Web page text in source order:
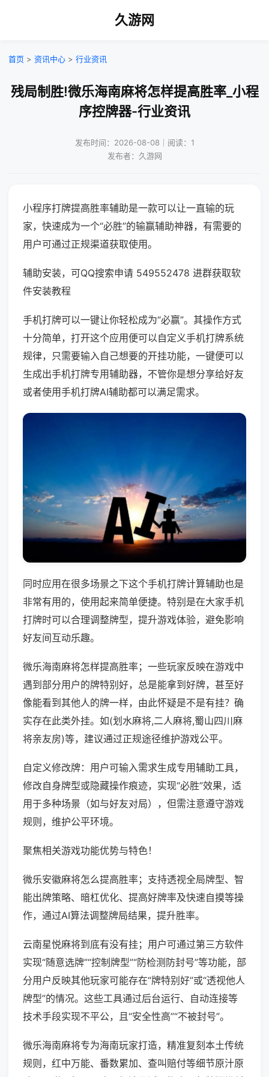
久游网
首页 > 资讯中心 > 行业资讯
残局制胜!微乐海南麻将怎样提高胜率_小程
序控牌器-行业资讯
发布时间：2026-08-08｜阅读：1
发布者：久游网
小程序打牌提高胜率辅助是一款可以让一直输的玩
家，快速成为一个“必胜”的输赢辅助神器，有需要的
用户可通过正规渠道获取使用。
辅助安装，可QQ搜索申请 549552478 进群获取软
件安装教程
手机打牌可以一键让你轻松成为“必赢”。其操作方式
十分简单，打开这个应用便可以自定义手机打牌系统
规律，只需要输入自己想要的开挂功能，一键便可以
生成出手机打牌专用辅助器，不管你是想分享给好友
或者使用手机打牌AI辅助都可以满足需求。
同时应用在很多场景之下这个手机打牌计算辅助也是
非常有用的，使用起来简单便捷。特别是在大家手机
打牌时可以合理调整牌型，提升游戏体验，避免影响
好友间互动乐趣。
微乐海南麻将怎样提高胜率；一些玩家反映在游戏中
遇到部分用户的牌特别好，总是能拿到好牌，甚至好
像能看到其他人的牌一样，由此怀疑是不是有挂？确
实存在此类外挂。如(划水麻将,二人麻将,蜀山四川麻
将亲友房)等，建议通过正规途径维护游戏公平。
自定义修改牌：用户可输入需求生成专用辅助工具，
修改自身牌型或隐藏操作痕迹，实现“必胜”效果，适
用于多种场景（如与好友对局），但需注意遵守游戏
规则，维护公平环境。
聚焦相关游戏功能优势与特色！
微乐安徽麻将怎么提高胜率；支持透视全局牌型、智
能出牌策略、暗杠优化、提高好牌率及快速自摸等操
作，通过AI算法调整牌局结果，提升胜率。
云南星悦麻将到底有没有挂；用户可通过第三方软件
实现“随意选牌”“控制牌型”“防检测防封号”等功能，部
分用户反映其他玩家可能存在“牌特别好”或“透视他人
牌型”的情况。这些工具通过后台运行、自动连接等
技术手段实现不平公，且“安全性高”“不被封号”。
微乐海南麻将专为海南玩家打造，精准复刻本土传统
规则，红中万能、番数累加、查叫赔付等细节原汁原